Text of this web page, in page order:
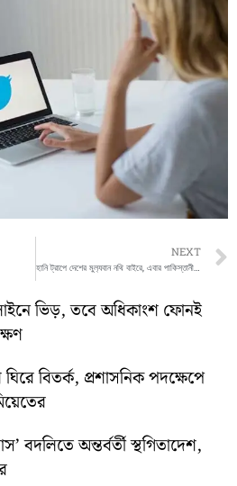
NEXT
হানি ট্রাপে দেশের মুল‍্যবান নথি বাইরে, এবার পাকিস্তানী সুন্দরী
ভিড়, তবে অধিকাংশ ফোনই
বিতর্ক, প্রশাসনিক পদক্ষেপে
বদলিতে অন্তর্বর্তী স্থগিতাদেশ,